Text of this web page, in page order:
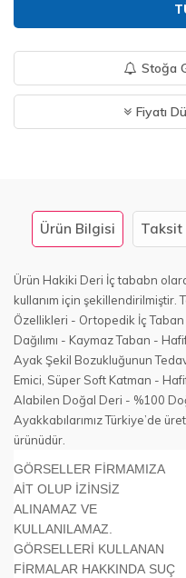
Stoğa
Fiyatı
Ürün Bilgisi Taksit
Ürün Hakiki Deri İç tababn
kullanım için şekillendirilmiştir.
Özellikleri - Ortopedik İç
Dağılımı - Kaymaz Taban -
Ayak Şekil Bozukluğunun
Emici, Süper Soft Katman -
Alabilen Doğal Deri - %100
Ayakkabılarımız Türkiye’de
ürünüdür.
GÖRSELLER FİRMAMIZA
AİT OLUP İZİNSİZ
ALINAMAZ VE
KULLANILAMAZ.
GÖRSELLERİ KULLANAN
FİRMALAR HAKKINDA SUÇ